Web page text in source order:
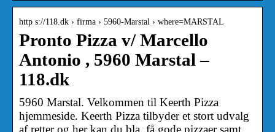
http s://118.dk › firma › 5960-Marstal › where=MARSTAL
Pronto Pizza v/ Marcello
Antonio , 5960 Marstal –
118.dk
5960 Marstal. Velkommen til Keerth Pizza
hjemmeside. Keerth Pizza tilbyder et stort udvalg
af retter og her kan du bla. få gode pizzaer samt